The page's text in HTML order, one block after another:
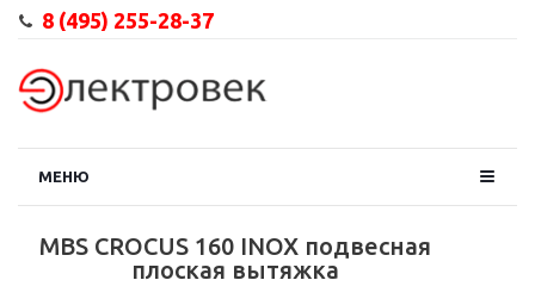
8 (495) 255-28-37
МЕНЮ
MBS CROCUS 160 INOX подвесная
плоская вытяжка